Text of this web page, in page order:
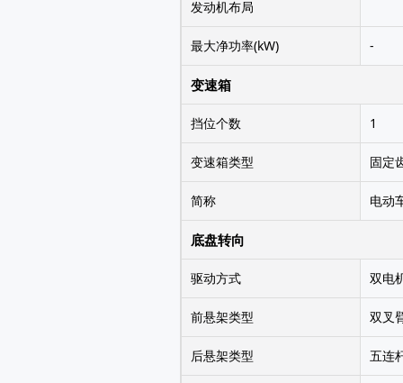
发动机布局
最大净功率(kW) -
变速箱
挡位个数 1
变速箱类型 固定
简称 电动
底盘转向
驱动方式 双电
前悬架类型 双叉
后悬架类型 五连